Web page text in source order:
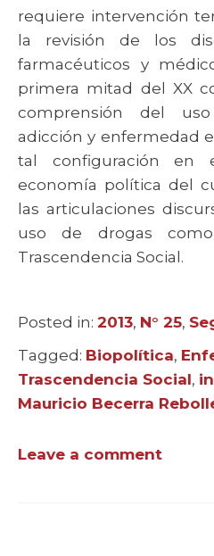
requiere intervención
la revisión de los
farmacéuticos y
primera mitad del XX
comprensión del
adicción y enfermedad
tal configuración en
economía política del
las articulaciones
uso de drogas
Trascendencia Social.
Posted in: Categories
2013, N° 25,
Tagged: Tags
Biopolítica,
Trascendencia Social,
Mauricio Becerra
Leave a comment